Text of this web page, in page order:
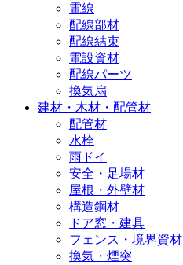
電線
配線部材
配線結束
電設資材
配線パーツ
換気扇
建材・木材・配管材
配管材
水栓
雨ドイ
安全・足場材
屋根・外壁材
構造鋼材
ドア窓・建具
フェンス・境界資材
換気・煙突